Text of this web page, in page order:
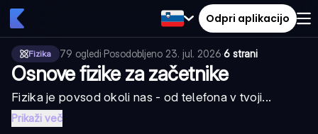
Odpri aplikacijo
Fizika 79 ogledi·Posodobljeno 23. jul. 2026·6 strani
Osnove fizike za začetnike
Fizika je povsod okoli nas - od telefona v tvoji...
Prikaži več